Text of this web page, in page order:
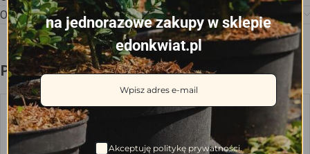
Opinie (0)
Podobne produkty
na jednorazowe zakupy w sklepie
edonkwiat.pl
Akceptuję politykę prywatności.